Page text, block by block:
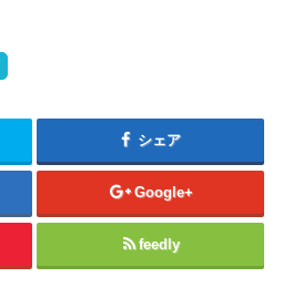
シェア
Google+
feedly